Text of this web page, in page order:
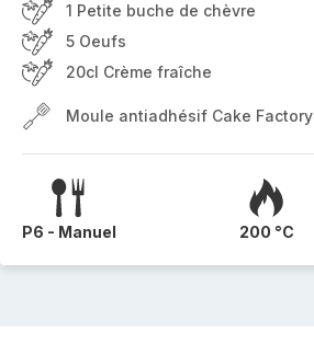
1 Petite buche de chèvre
5 Oeufs
20cl Crème fraîche
Moule antiadhésif Cake Factory
P6 - Manuel 200 °C